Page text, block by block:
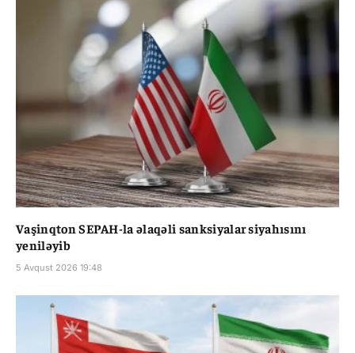
Vaşinqton SEPAH-la əlaqəli sanksiyalar siyahısını
yeniləyib
5 Avqust 2026 19:48